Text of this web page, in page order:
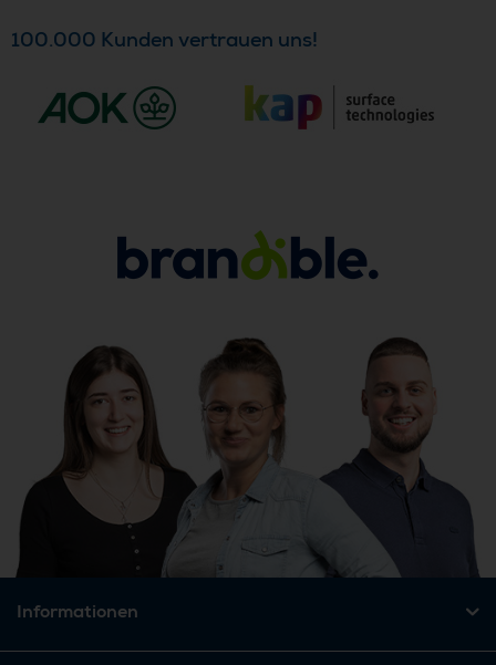
100.000 Kunden vertrauen uns!
Informationen